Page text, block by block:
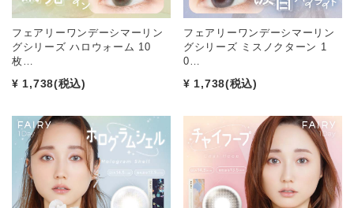
フェアリーワンデーシマーリン
グシリーズ ハロウォーム 10
枚…
¥ 1,738(税込)
フェアリーワンデーシマーリン
グシリーズ ミスノクターン 1
0…
¥ 1,738(税込)